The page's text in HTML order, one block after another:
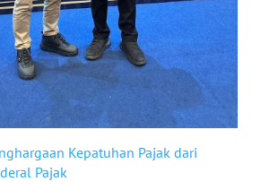
Kepatuhan Pajak dari
Pajak